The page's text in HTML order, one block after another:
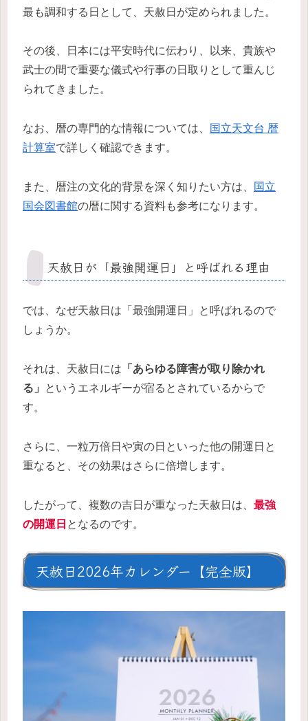
最も調和する日として、天赦日が定められました。
その後、日本には平安時代に伝わり、以来、貴族や
武士の間で重要な儀式や行事の日取りとして重んじ
られてきました。
なお、暦の専門的な情報については、
国立天文台 暦
計算室で詳しく確認できます。
また、暦注の文化的背景を深く知りたい方は、
国立
国会図書館の暦に関する資料も参考になります。
天赦日が「最強開運日」と呼ばれる理由
では、なぜ天赦日は「最強開運日」と呼ばれるので
しょうか。
それは、天赦日には 「あらゆる障害が取り除かれ
る」
というエネルギーが宿るとされているからで
す。
さらに、一粒万倍日や寅の日といった他の開運日と
重なると、その効果はさらに倍増します。
したがって、複数の吉日が重なった天赦日は、 最強
の開運日 となるのです。
天赦日2026年カレンダー【完全版】